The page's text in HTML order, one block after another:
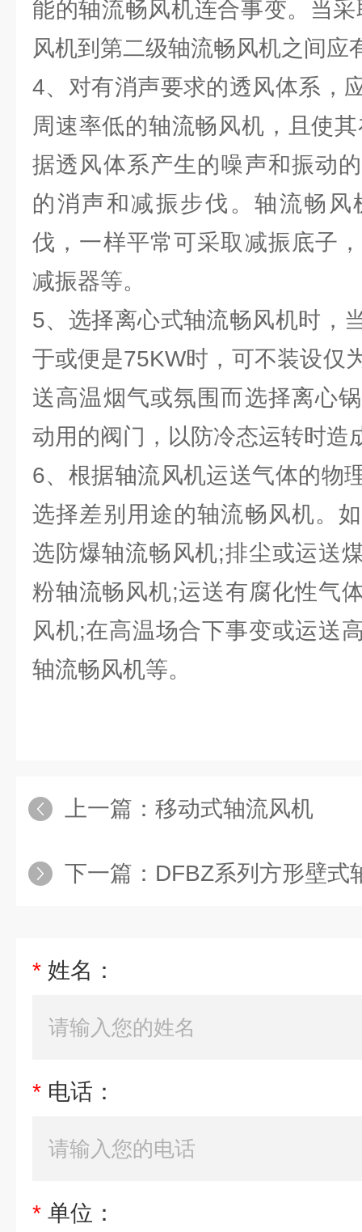
能的轴流畅风机连合事变。当
风机到第二级轴流畅风机之间应
4、对有消声要求的透风体系，
周速率低的轴流畅风机，且使
据透风体系产生的噪声和振动
的消声和减振步伐。轴流畅
伐，一样平常可采取减振底子
减振器等。
5、选择离心式轴流畅风机时，
于或便是75KW时，可不装设仅
送高温烟气或氛围而选择离心
动用的阀门，以防冷态运转时造
6、根据轴流风机运送气体的物
选择差别用途的轴流畅风机。
选防爆轴流畅风机;排尘或运送
粉轴流畅风机;运送有腐化性气
风机;在高温场合下事变或运送
轴流畅风机等。
上一篇： 移动式轴流风机
下一篇： DFBZ系列方形壁式
* 姓名：
* 电话：
* 单位：